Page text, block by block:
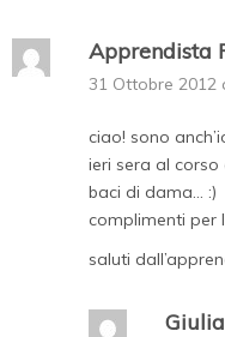
Apprendista
31 Ottobre 2012
ciao! sono
ieri sera al
baci di dama… :)
complimenti per
saluti